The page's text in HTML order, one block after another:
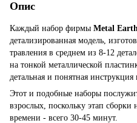
Опис
Каждый набор фирмы Metal Earth
детализированная модель,
травления в среднем из 8-12
на тонкой металлической
детальная и понятная инструкция
Этот и подобные наборы
взрослых, поскольку этап
времени - всего 30-45 минут.